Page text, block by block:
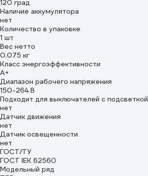
120 град
Наличие аккумулятора
нет
Количество в упаковке
1 шт
Вес нетто
0.075 кг
Класс энергоэффективности
A+
Диапазон рабочего напряжения
150-264 В
Подходит для выключателей с подсветкой
нет
Датчик движения
нет
Датчик освещенности
нет
ГОСТ/ТУ
ГОСТ IEK 62560
Модельный ряд